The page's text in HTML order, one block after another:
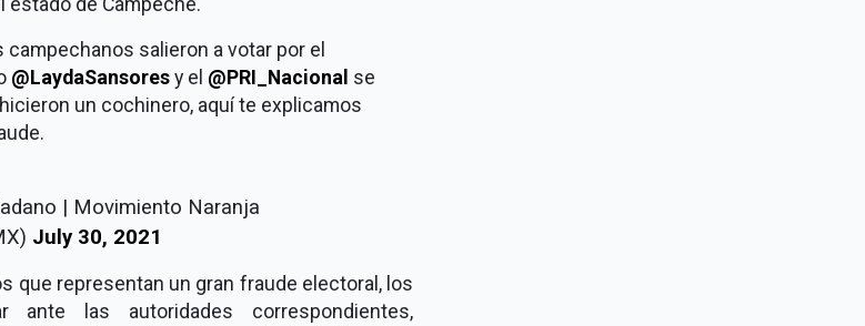
campechanos salieron a votar por el
@LaydaSansores y el @PRI_Nacional se
un cochinero, aquí te explicamos
| Movimiento Naranja
July 30, 2021
que representan un gran fraude electoral, los
ante las autoridades correspondientes,